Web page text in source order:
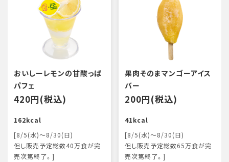
おいしーレモンの甘酸っぱ
パフェ
420円(税込)
162kcal
[8/5(水)～8/30(日)
但し販売予定総数40万食が完
売次第終了。]
果肉そのまマンゴーアイス
バー
200円(税込)
41kcal
[8/5(水)～8/30(日)
但し販売予定総数65万食が完
売次第終了。]